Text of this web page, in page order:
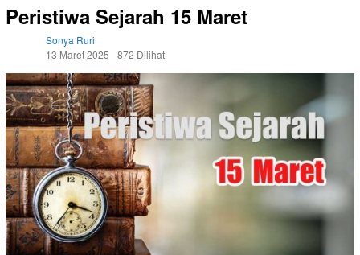
Peristiwa Sejarah 15 Maret
Sonya Ruri
13 Maret 2025
872 Dilihat